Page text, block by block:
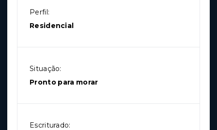
Perfil:
Residencial
Situação:
Pronto para morar
Escriturado: